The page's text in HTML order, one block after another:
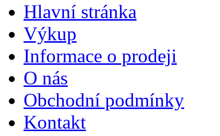
Hlavní stránka
Výkup
Informace o prodeji
O nás
Obchodní podmínky
Kontakt